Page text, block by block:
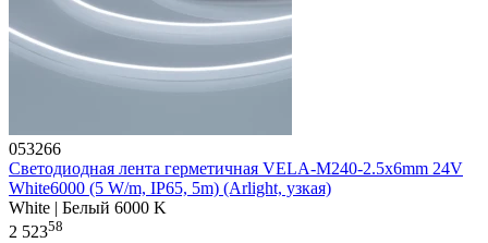
053266
Светодиодная лента герметичная VELA-M240-2.5x6mm 24V
White6000 (5 W/m, IP65, 5m) (Arlight, узкая)
White | Белый 6000 K
2 52358